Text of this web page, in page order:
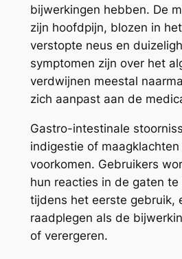
bijwerkingen hebben. De
zijn hoofdpijn, blozen in
verstopte neus en
symptomen zijn over het
verdwijnen meestal
zich aanpast aan de
Gastro-intestinale
indigestie of
voorkomen. Gebruikers
hun reacties in de gaten
tijdens het eerste gebruik,
raadplegen als de
of verergeren.